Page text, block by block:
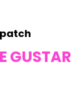
GUSTAR